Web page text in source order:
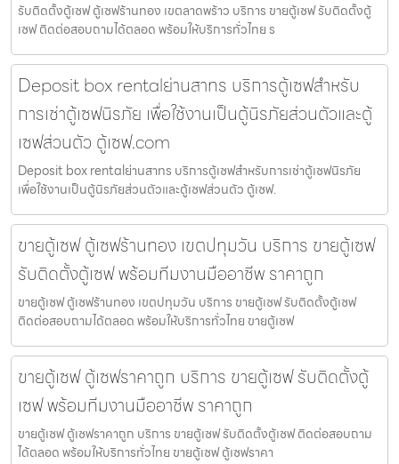
รับติดตั้งตู้เซฟ ตู้เซฟร้านทอง เขตลาดพร้าว บริการ ขายตู้เซฟ รับติดตั้งตู้
เซฟ ติดต่อสอบถามได้ตลอด พร้อมให้บริการทั่วไทย ร
Deposit box rentalย่านสาทร บริการตู้เซฟสำหรับ
การเช่าตู้เซฟนิรภัย เพื่อใช้งานเป็นตู้นิรภัยส่วนตัวและตู้
เซฟส่วนตัว ตู้เซฟ.com
Deposit box rentalย่านสาทร บริการตู้เซฟสำหรับการเช่าตู้เซฟนิรภัย
เพื่อใช้งานเป็นตู้นิรภัยส่วนตัวและตู้เซฟส่วนตัว ตู้เซฟ.
ขายตู้เซฟ ตู้เซฟร้านทอง เขตปทุมวัน บริการ ขายตู้เซฟ
รับติดตั้งตู้เซฟ พร้อมทีมงานมืออาชีพ ราคาถูก
ขายตู้เซฟ ตู้เซฟร้านทอง เขตปทุมวัน บริการ ขายตู้เซฟ รับติดตั้งตู้เซฟ
ติดต่อสอบถามได้ตลอด พร้อมให้บริการทั่วไทย ขายตู้เซฟ
ขายตู้เซฟ ตู้เซฟราคาถูก บริการ ขายตู้เซฟ รับติดตั้งตู้
เซฟ พร้อมทีมงานมืออาชีพ ราคาถูก
ขายตู้เซฟ ตู้เซฟราคาถูก บริการ ขายตู้เซฟ รับติดตั้งตู้เซฟ ติดต่อสอบถาม
ได้ตลอด พร้อมให้บริการทั่วไทย ขายตู้เซฟ ตู้เซฟราคา